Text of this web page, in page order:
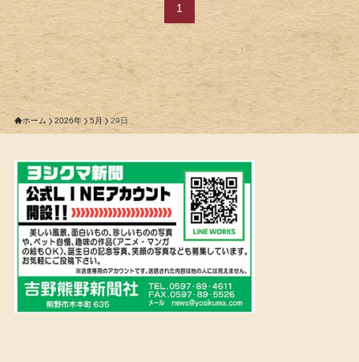
1
ホーム 2026年 5月 29日